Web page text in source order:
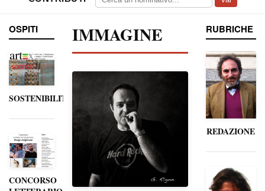
OSPITI
SOSTENIBILITÀ
CONCORSO
IMMAGINE RUBRICHE
REDAZIONE